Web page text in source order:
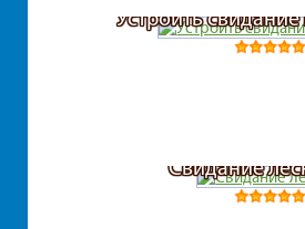
Устроить
Свидание